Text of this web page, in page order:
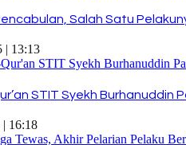
Salah Satu
| 13:13
STIT Syekh Burhanuddin
| 16:18